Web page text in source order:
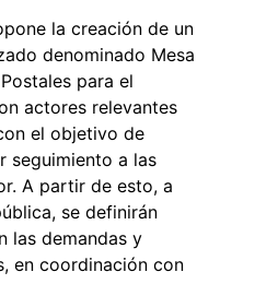
la creación de un
denominado Mesa
para el
actores relevantes
el objetivo de
seguimiento a las
A partir de esto, a
se definirán
las demandas y
en coordinación con